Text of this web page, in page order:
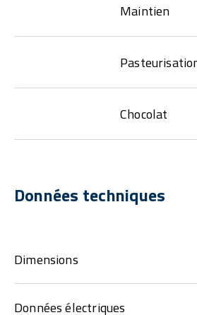
Maintien
Chocolat
Données techniques
Dimensions
Données électriques